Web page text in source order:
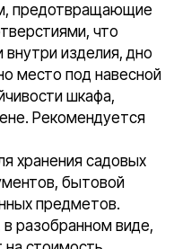
предотвращающие
что
внутри изделия, дно
место под навесной
шкафа,
Рекомендуется
хранения садовых
бытовой
предметов.
в разобранном виде,